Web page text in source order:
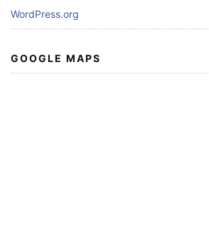
WordPress.org
GOOGLE MAPS